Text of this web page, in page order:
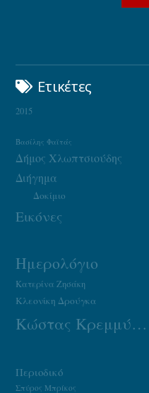
Ετικέτες
2015
Βασίλης Φαϊτάς
Δήμος Χλωπτσιούδης
Διήγημα
Δοκίμιο
Εικόνες
Ημερολόγιο
Κατερίνα Ζησάκη
Κλεονίκη Δρούγκα
Κώστας Κρεμμύδας
Περιοδικό
Σπύρος Μπρίκος